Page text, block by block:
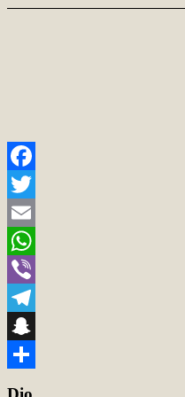
Facebook
Twitter
Email
WhatsApp
Viber
Telegram
Snapchat